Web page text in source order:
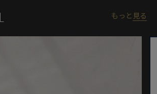
やスマートフォンなどの環境により、製品
方が異なる場合がございます。
め、色味やサイズ等の仕様が変更になる場
もっと 見る